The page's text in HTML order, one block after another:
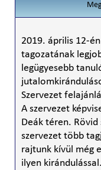
2019. április 12-
tagozatának
legügyesebb
Szervezet
A szervezet
Deák téren.
szervezet több
rajtunk kívül még
ilyen